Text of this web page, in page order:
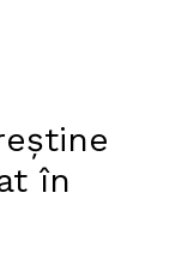
în